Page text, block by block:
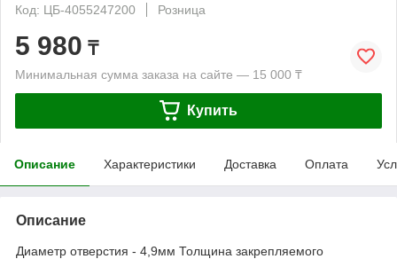
Код: ЦБ-4055247200
Розница
5 980 ₸
Минимальная сумма заказа на сайте — 15 000 ₸
Купить
Описание Характеристики Доставка Оплата
Описание
Диаметр отверстия - 4,9мм Толщина закрепляемого